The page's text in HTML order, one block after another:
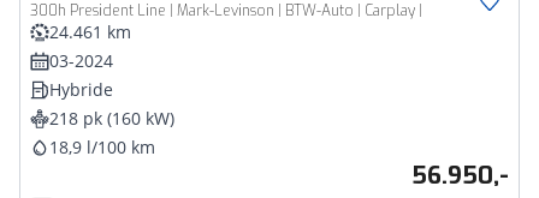
300h President Line | Mark-Levinson | BTW-Auto | Carplay |
24.461 km
03-2024
Hybride
218 pk (160 kW)
18,9 l/100 km
56.950,-